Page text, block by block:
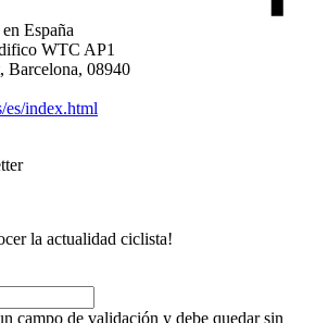
España
WTC AP1
Barcelona, 08940
index.html
la actualidad ciclista!
campo de validación y debe quedar sin